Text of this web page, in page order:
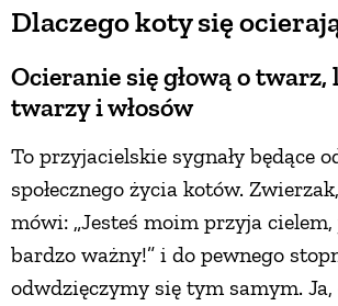
Dlaczego koty się
Ocieranie się głową o twarz,
twarzy i włosów
To przyjacielskie sygnały będące
społecznego życia kotów.
mówi: „Jesteś moim przyja­
bardzo ważny!” i do pewnego
odwdzięczymy się tym samym. Ja,